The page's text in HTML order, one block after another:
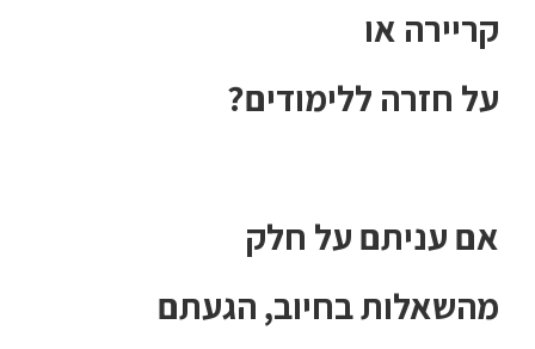
קריירה או
על חזרה ללימודים?
אם עניתם על חלק
מהשאלות בחיוב, הגעתם